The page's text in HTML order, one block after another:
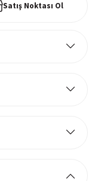
Satış Noktası Ol